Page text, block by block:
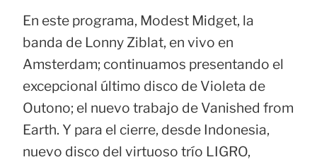
En este programa, Modest Midget, la
banda de Lonny Ziblat, en vivo en
Amsterdam; continuamos presentando el
excepcional último disco de Violeta de
Outono; el nuevo trabajo de Vanished from
Earth. Y para el cierre, desde Indonesia,
nuevo disco del virtuoso trío LIGRO,